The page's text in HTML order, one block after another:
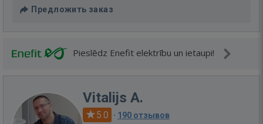
Предложить заказ
Pieslēdz Enefit elektrību un ietaupi!
Vitalijs A.
5.0 · 190 отзывов